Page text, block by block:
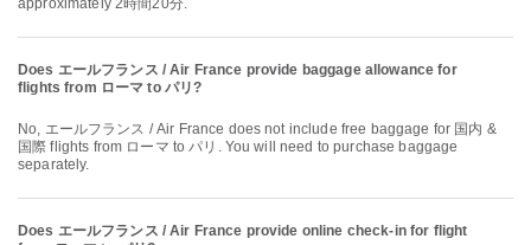
approximately 2時間20分.
Does エールフランス / Air France provide baggage allowance for
flights from ローマ to パリ?
No, エールフランス / Air France does not include free baggage for 国内 &
国際 flights from ローマ to パリ. You will need to purchase baggage
separately.
Does エールフランス / Air France provide online check-in for flight